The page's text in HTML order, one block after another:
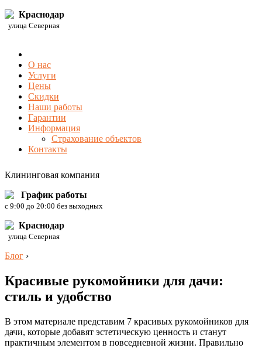
Краснодар
улица Северная
О нас
Услуги
Цены
Скидки
Наши работы
Гарантии
Информация
Страхование объектов
Контакты
Клининговая компания
График работы
c 9:00 до 20:00 без выходных
Краснодар
улица Северная
Блог ›
Красивые рукомойники для дачи:
стиль и удобство
В этом материале представим 7 красивых рукомойников для
дачи, которые добавят эстетическую ценность и станут
практичным элементом в повседневной жизни. Правильно